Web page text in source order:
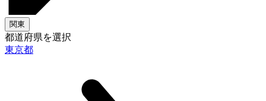
関東
都道府県を選択
東京都